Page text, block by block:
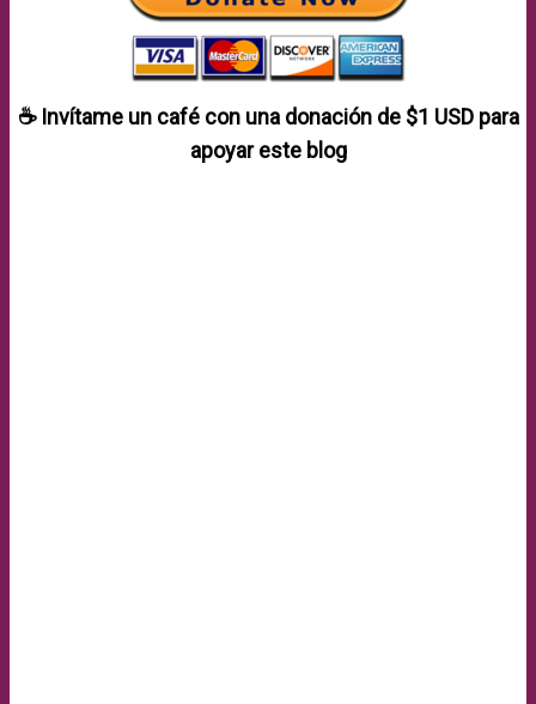
☕ Invítame un café con una donación de $1 USDpara
apoyar este blog